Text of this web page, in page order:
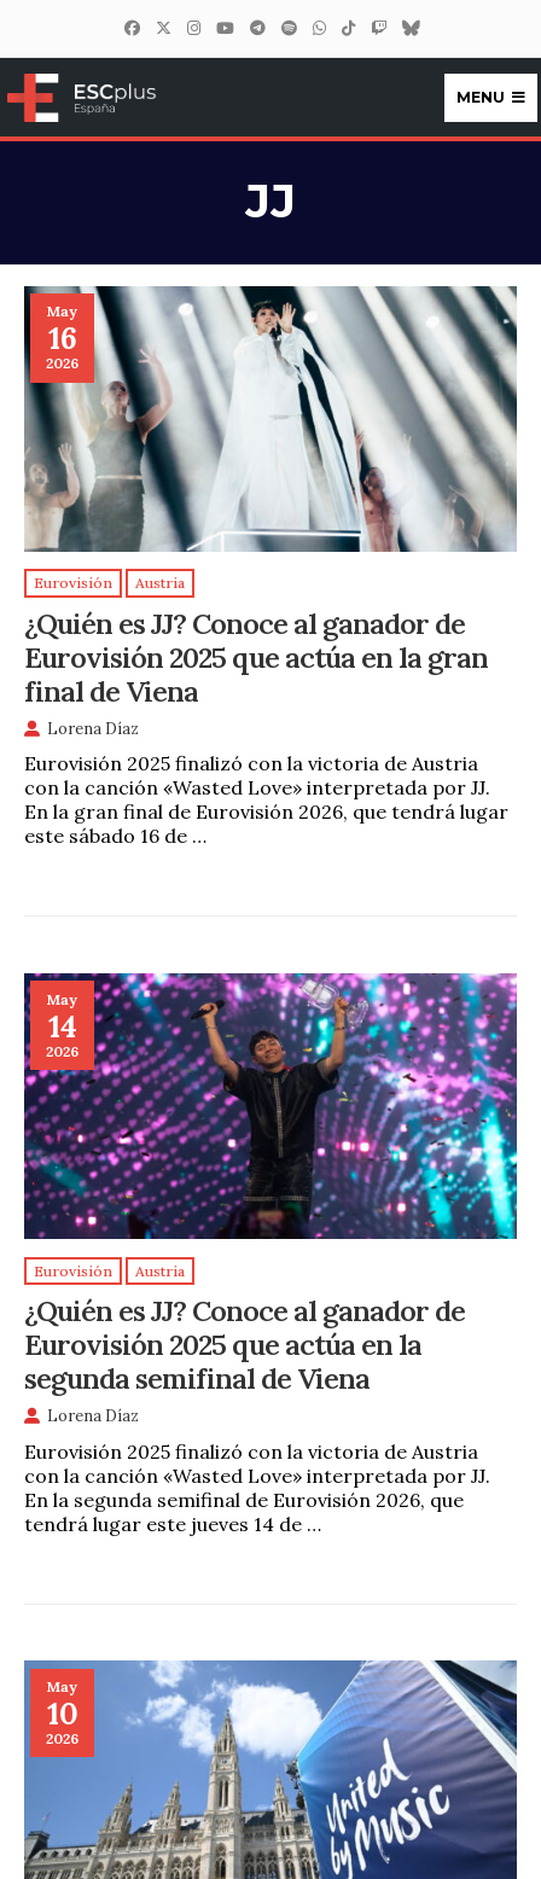
ESCplus España
MENU
JJ
May
16
2026
Eurovisión Austria
¿Quién es JJ? Conoce al ganador de
Eurovisión 2025 que actúa en la gran
final de Viena
Lorena Díaz
Eurovisión 2025 finalizó con la victoria de Austria
con la canción «Wasted Love» interpretada por JJ.
En la gran final de Eurovisión 2026, que tendrá lugar
este sábado 16 de …
May
14
2026
Eurovisión Austria
¿Quién es JJ? Conoce al ganador de
Eurovisión 2025 que actúa en la
segunda semifinal de Viena
Lorena Díaz
Eurovisión 2025 finalizó con la victoria de Austria
con la canción «Wasted Love» interpretada por JJ.
En la segunda semifinal de Eurovisión 2026, que
tendrá lugar este jueves 14 de …
May
10
2026